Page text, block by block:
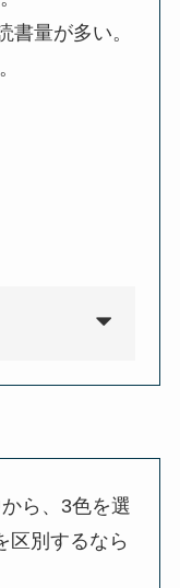
書量が多い。
ら、3色を選
区別するなら